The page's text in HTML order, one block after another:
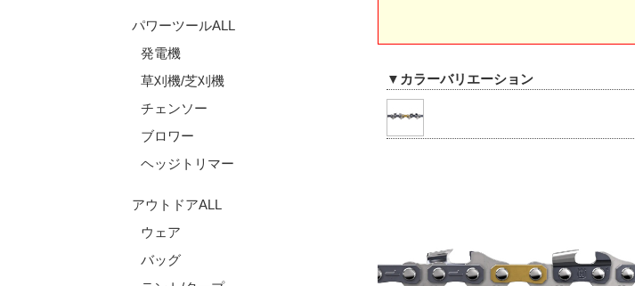
パワーツールALL
発電機
草刈機/芝刈機
チェンソー
ブロワー
ヘッジトリマー
アウトドアALL
ウェア
バッグ
▼カラーバリエーション